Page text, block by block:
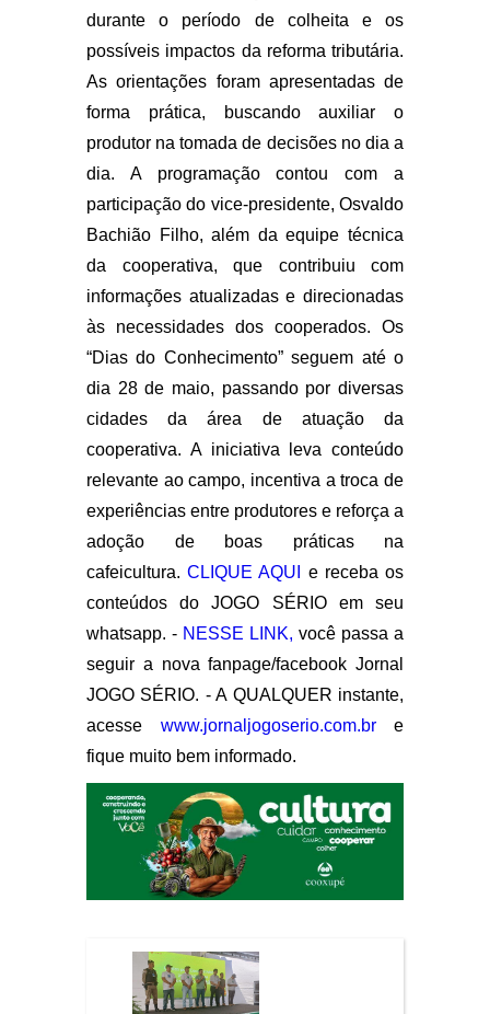
durante o período de colheita e os
possíveis impactos da reforma tributária.
As orientações foram apresentadas de
forma prática, buscando auxiliar o
produtor na tomada de decisões no dia a
dia. A programação contou com a
participação do vice-presidente, Osvaldo
Bachião Filho, além da equipe técnica
da cooperativa, que contribuiu com
informações atualizadas e direcionadas
às necessidades dos cooperados. Os
“Dias do Conhecimento” seguem até o
dia 28 de maio, passando por diversas
cidades da área de atuação da
cooperativa. A iniciativa leva conteúdo
relevante ao campo, incentiva a troca de
experiências entre produtores e reforça a
adoção de boas práticas na
cafeicultura.CLIQUE AQUI
e receba os
conteúdos do JOGO SÉRIO em seu
whatsapp. - NESSE LINK, você passa a
seguir a nova fanpage/facebook Jornal
JOGO SÉRIO. - A QUALQUER instante,
acesse www.jornaljogoserio.com.bre
fique muito bem informado.